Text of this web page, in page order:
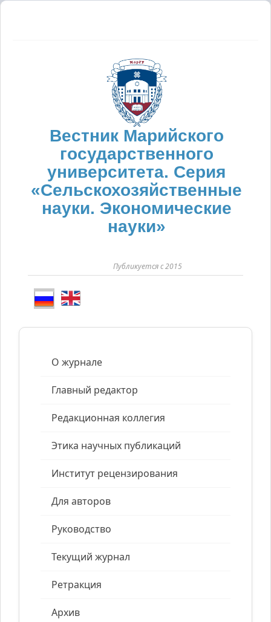
Вестник Марийского
государственного
университета. Серия
«Сельскохозяйственные
науки. Экономические
науки»
Публикуется с 2015
О журнале
Главный редактор
Редакционная коллегия
Этика научных публикаций
Институт рецензирования
Для авторов
Руководство
Текущий журнал
Ретракция
Архив